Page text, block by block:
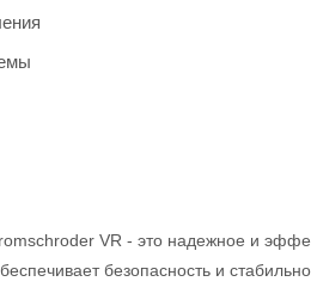
VR - это надежное и
безопасность и